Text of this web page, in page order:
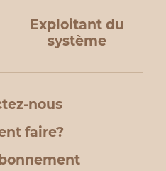
Exploitant du
système
nous
faire?